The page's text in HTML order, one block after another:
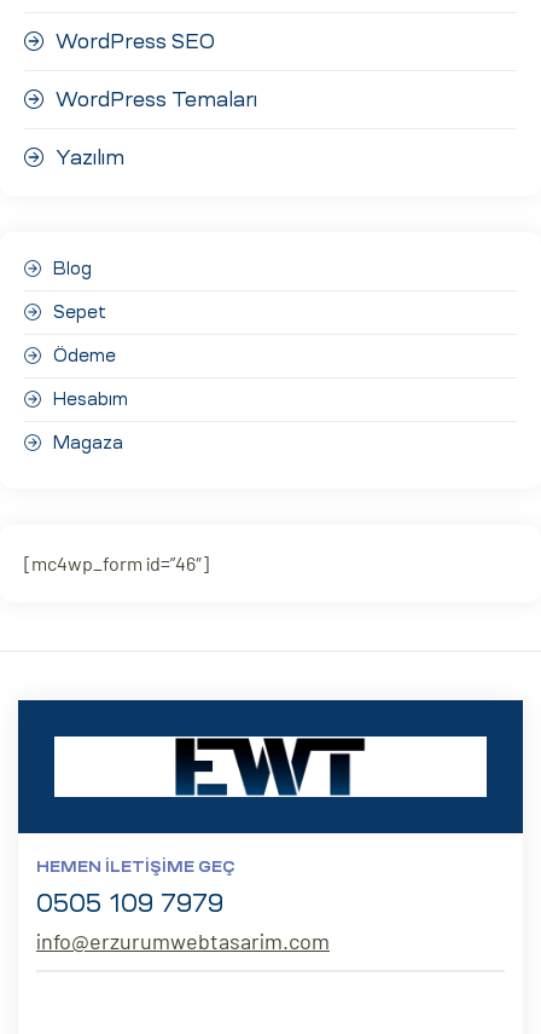
WordPress SEO
WordPress Temaları
Yazılım
Blog
Sepet
Ödeme
Hesabım
Magaza
[mc4wp_form id=”46″]
HEMEN İLETIŞIME GEÇ
0505 109 7979
info@erzurumwebtasarim.com